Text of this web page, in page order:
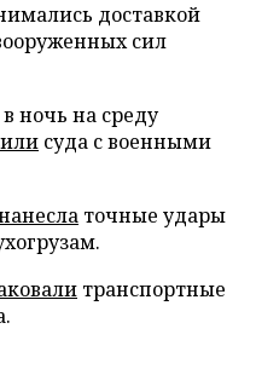
доставкой
сил
ночь на среду
суда с военными
точные удары
транспортные